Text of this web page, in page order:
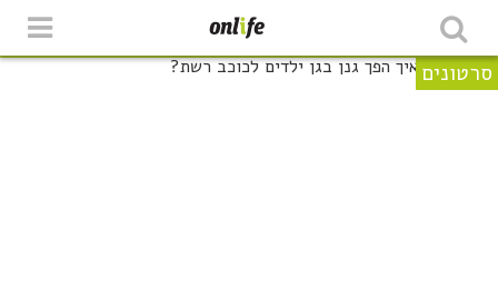
סרטונים